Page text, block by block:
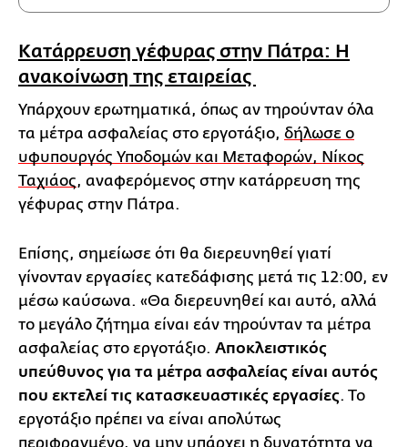
Κατάρρευση γέφυρας στην Πάτρα: Η
ανακοίνωση της εταιρείας
Υπάρχουν ερωτηματικά, όπως αν τηρούνταν όλα
τα μέτρα ασφαλείας στο εργοτάξιο, δήλωσε ο
υφυπουργός Υποδομών και Μεταφορών, Νίκος
Ταχιάος, αναφερόμενος στην κατάρρευση της
γέφυρας στην Πάτρα.
Επίσης, σημείωσε ότι θα διερευνηθεί γιατί
γίνονταν εργασίες κατεδάφισης μετά τις 12:00, εν
μέσω καύσωνα. «Θα διερευνηθεί και αυτό, αλλά
το μεγάλο ζήτημα είναι εάν τηρούνταν τα μέτρα
ασφαλείας στο εργοτάξιο. Αποκλειστικός
υπεύθυνος για τα μέτρα ασφαλείας είναι αυτός
που εκτελεί τις κατασκευαστικές εργασίες. Το
εργοτάξιο πρέπει να είναι απολύτως
περιφραγμένο, να μην υπάρχει η δυνατότητα να